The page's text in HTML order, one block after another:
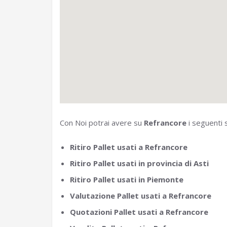
Con Noi potrai avere su Refrancore i seguenti
Ritiro Pallet usati a Refrancore
Ritiro Pallet usati in provincia di Asti
Ritiro Pallet usati in Piemonte
Valutazione Pallet usati a Refrancore
Quotazioni Pallet usati a Refrancore